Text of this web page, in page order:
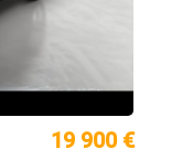
19 900 €